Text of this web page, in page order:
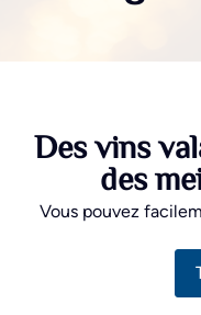
Des vins
des
Vous pouvez